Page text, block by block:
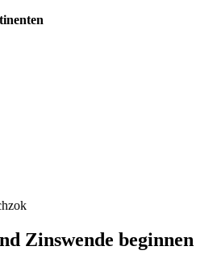
Zinswende beginnen